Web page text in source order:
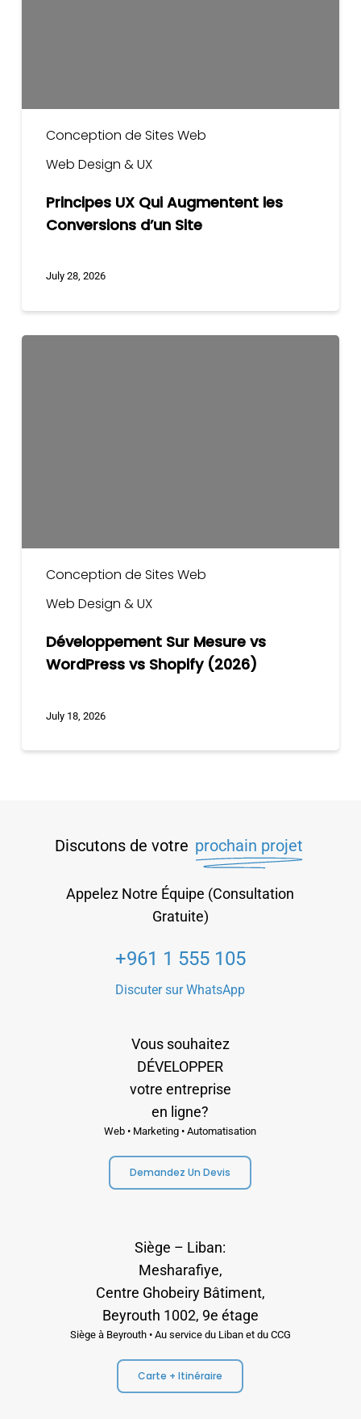
Conception de Sites Web
Web Design & UX
Principes UX Qui Augmentent les
Conversions d’un Site
July 28, 2026
Conception de Sites Web
Web Design & UX
Développement Sur Mesure vs
WordPress vs Shopify (2026)
July 18, 2026
Discutons de votre prochain projet
Appelez Notre Équipe (Consultation
Gratuite)
+961 1 555 105
Discuter sur WhatsApp
Vous souhaitez
DÉVELOPPER
votre entreprise
en ligne?
Web • Marketing • Automatisation
Demandez Un Devis
Siège – Liban:
Mesharafiye,
Centre Ghobeiry Bâtiment,
Beyrouth 1002, 9e étage
Siège à Beyrouth • Au service du Liban et du CCG
Carte + Itinéraire